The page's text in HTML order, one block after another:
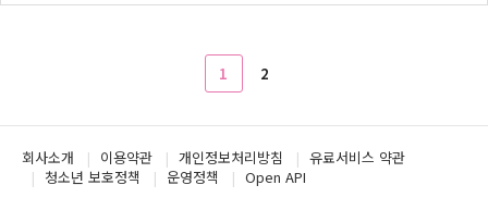
1 2
회사소개 이용약관 개인정보처리방침
유료서비스 약관
청소년 보호정책
운영정책 Open API